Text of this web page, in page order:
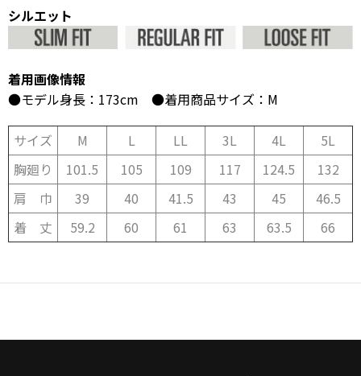
シルエット
着用画像情報
●モデル身長：173cm ●着用商品サイズ：M
サイズ M L LL 3L 4L
5L
胸廻り
101.5 105 109 117 124.5
132
肩 巾
39 40 41.5 43 45
46.5
着 丈
59.2 60 61 63 63.5 66